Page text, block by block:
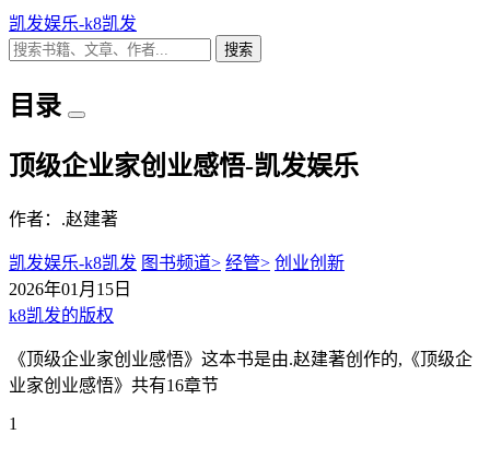
凯发娱乐-k8凯发
搜索
目录
顶级企业家创业感悟-凯发娱乐
作者：.赵建著
凯发娱乐-k8凯发 图书频道> 经管> 创业创新
2026年01月15日
k8凯发的版权
《顶级企业家创业感悟》这本书是由.赵建著创作的,《顶级企
业家创业感悟》共有16章节
1